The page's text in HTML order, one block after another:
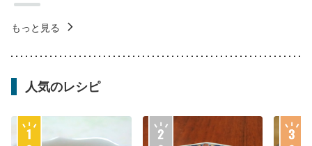
もっと見る
人気のレシピ